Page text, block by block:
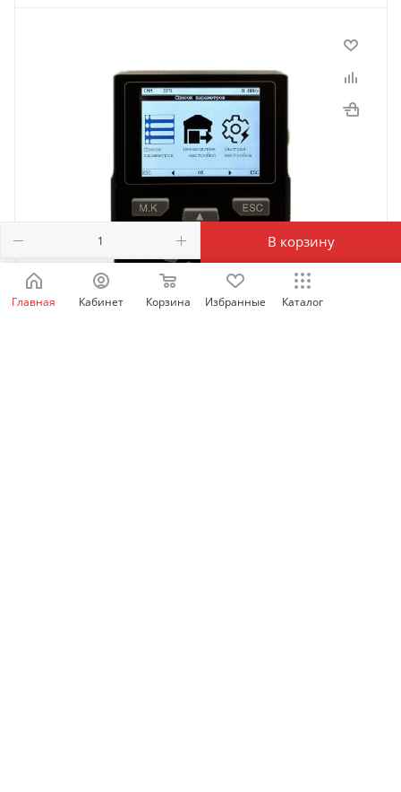
В корзину
Главная Кабинет Корзина Избранные Каталог